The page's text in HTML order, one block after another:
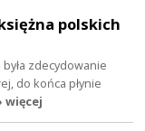
polskich
zdecydowanie
do końca płynie
więcej